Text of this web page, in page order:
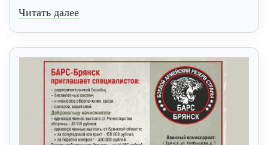
Читать далее